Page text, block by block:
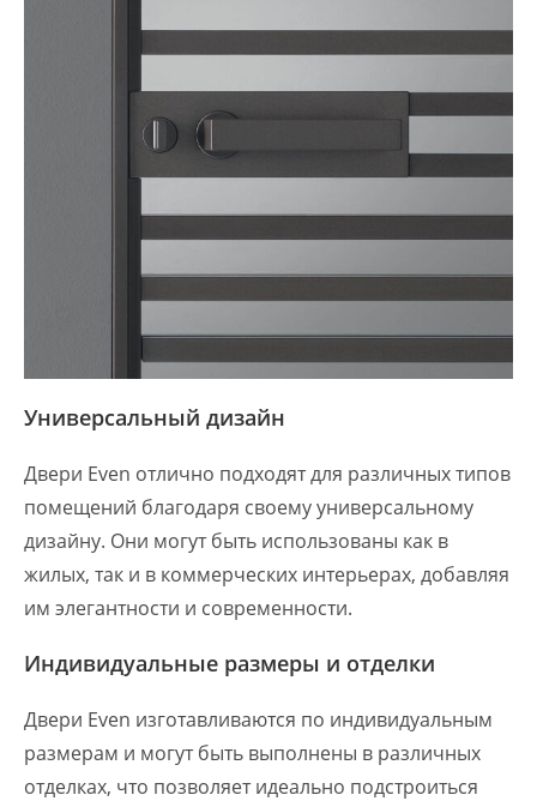
Универсальный дизайн
Двери Even отлично подходят для различных типов
помещений благодаря своему универсальному
дизайну. Они могут быть использованы как в
жилых, так и в коммерческих интерьерах, добавляя
им элегантности и современности.
Индивидуальные размеры и отделки
Двери Even изготавливаются по индивидуальным
размерам и могут быть выполнены в различных
отделках, что позволяет идеально подстроиться